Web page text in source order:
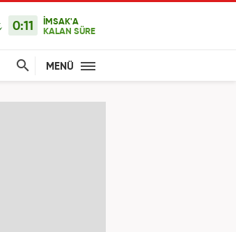
0:11
İMSAK'A
KALAN SÜRE
MENÜ